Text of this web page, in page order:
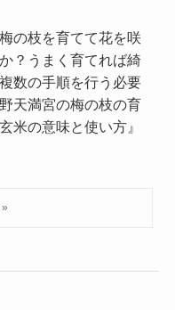
の枝を育てて花を咲
？うまく育てれば綺
数の手順を行う必要
天満宮の梅の枝の育
米の意味と使い方』